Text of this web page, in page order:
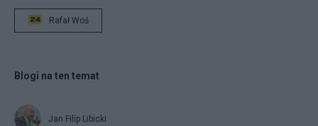
Rafał Woś
Blogi na ten temat
Jan Filip Libicki